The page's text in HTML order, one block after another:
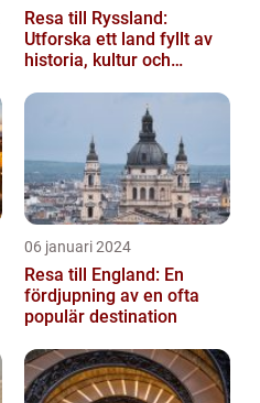
Resa till Ryssland:
Utforska ett land fyllt av
historia, kultur och
06 januari 2024
Resa till England: En
fördjupning av en ofta
populär destination